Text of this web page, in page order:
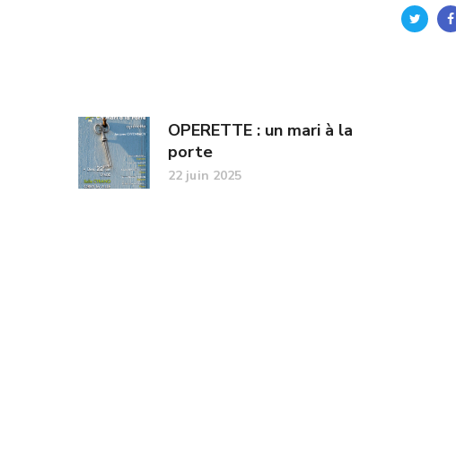
OPERETTE : un mari à la
porte
22 juin 2025